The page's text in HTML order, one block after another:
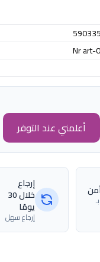
Nr art-
أعلمني عند التوفر
إرجاع
خلال 30
يومًا
إرجاع سهل